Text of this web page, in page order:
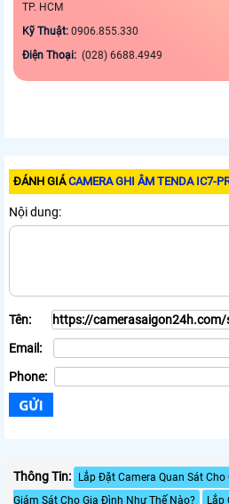
TP. HCM
Kỹ Thuật: 0906.855.330
Điện Thoại: (028) 6688.4949
ĐÁNH GIÁCAMERA GHI ÂM TENDA IC7-
Nội dung:
Tên:
Email:
Phone:
Thông Tin: Lắp Đặt Camera Quan Sát Cho
Giám Sát Cho Gia Đình Như Thế Nào?
Lắp